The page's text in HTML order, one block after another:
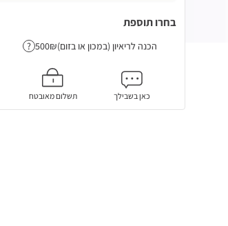
בחרו תוספת
הכנה לריאיון (במכון או בזום) ?
כאן בשבילך תשלום מאובטח